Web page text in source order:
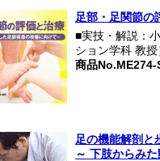
足部・足関節の
■実技・解説：
ション学科 教授
商品No.ME274-
足の機能解剖と
～ 下肢からみ